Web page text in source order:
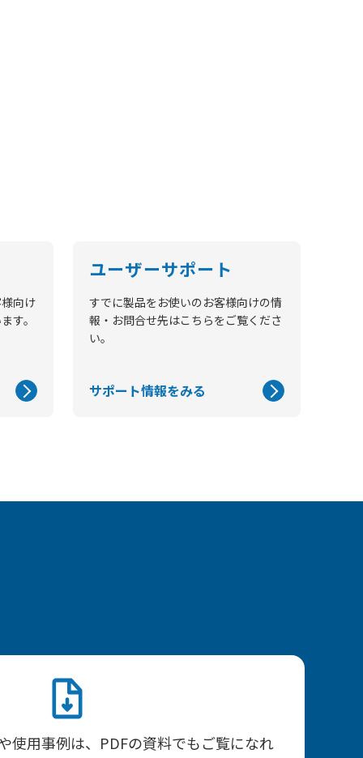
向け
す。
ユーザーサポート
すでに製品をお使いのお客様向けの情
報・お問合せ先はこちらをご覧くださ
い。
サポート情報をみる
使用事例は、PDFの資料でもご覧になれ